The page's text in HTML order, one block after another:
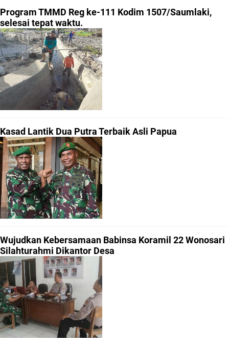
Program TMMD Reg ke-111 Kodim 1507/Saumlaki,
selesai tepat waktu.
Kasad Lantik Dua Putra Terbaik Asli Papua
Wujudkan Kebersamaan Babinsa Koramil 22 Wonosari
Silahturahmi Dikantor Desa